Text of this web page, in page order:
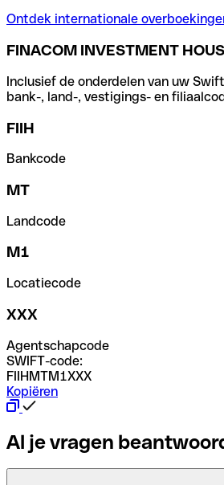
Ontdek internationale
FINACOM INVESTMENT
Inclusief de onderdelen van uw
bank-, land-, vestigings- en
FIIH
Bankcode
MT
Landcode
M1
Locatiecode
XXX
Agentschapcode
SWIFT-code:
FIIHMTM1XXX
Kopiëren
Al je vragen